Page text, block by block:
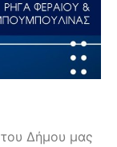
του Δήμου μας